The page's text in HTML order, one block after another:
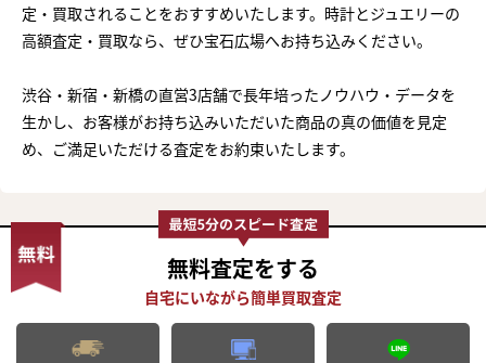
定・買取されることをおすすめいたします。時計とジュエリーの
高額査定・買取なら、ぜひ宝石広場へお持ち込みください。
渋谷・新宿・新橋の直営3店舗で長年培ったノウハウ・データを
生かし、お客様がお持ち込みいただいた商品の真の価値を見定
め、ご満足いただける査定をお約束いたします。
無料査定をする